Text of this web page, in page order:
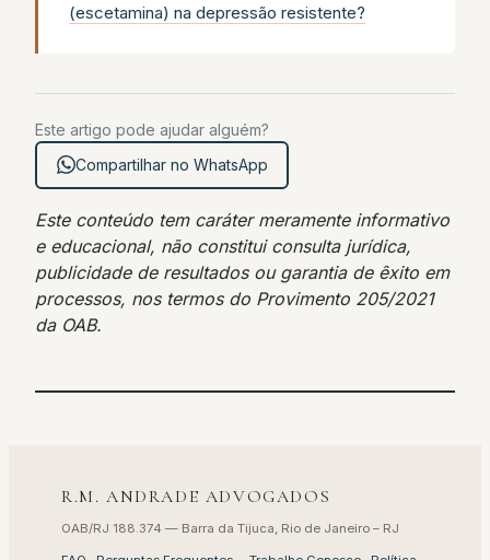
(escetamina) na depressão resistente?
Este artigo pode ajudar alguém?
Compartilhar no WhatsApp
Este conteúdo tem caráter meramente informativo
e educacional, não constitui consulta jurídica,
publicidade de resultados ou garantia de êxito em
processos, nos termos do Provimento 205/2021
da OAB.
R.M. ANDRADE ADVOGADOS
OAB/RJ 188.374 — Barra da Tijuca, Rio de Janeiro – RJ